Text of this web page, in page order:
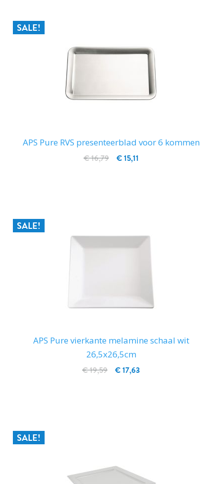
SALE!
APS Pure RVS presenteerblad voor 6 kommen
€ 15,11
€ 16,79
SALE!
APS Pure vierkante melamine schaal wit
26,5x26,5cm
€ 17,63
€ 19,59
SALE!